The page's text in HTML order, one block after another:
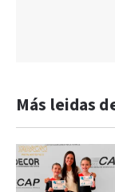
Más leidas